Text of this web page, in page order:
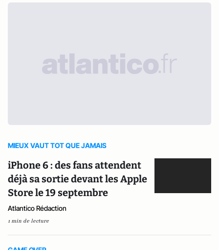
MIEUX VAUT TOT QUE JAMAIS
iPhone 6 : des fans attendent
déjà sa sortie devant les Apple
Store le 19 septembre
Atlantico Rédaction
1 min de lecture